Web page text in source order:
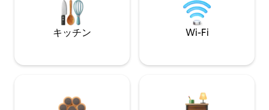
キッチン Wi-Fi